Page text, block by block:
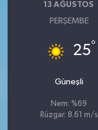
13 AĞUSTOS
PERŞEMBE
25°
Güneşli
Nem: %69
Rüzgar: 8.61 m/s